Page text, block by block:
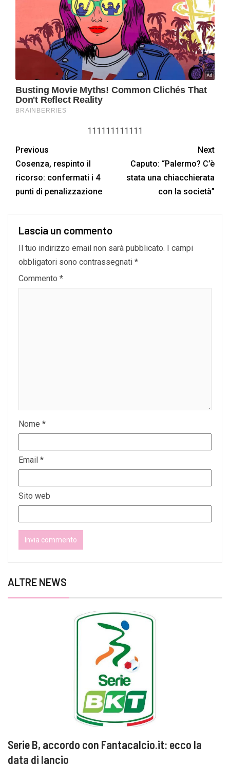
111111111111
Previous
Cosenza, respinto il
ricorso: confermati i 4
punti di penalizzazione
Next
Caputo: “Palermo? C’è
stata una chiacchierata
con la società”
Lascia un commento
Il tuo indirizzo email non sarà pubblicato.
I campi
obbligatori sono contrassegnati *
Commento *
Nome *
Email *
Sito web
ALTRE NEWS
Serie B, accordo con Fantacalcio.it: ecco la
data di lancio